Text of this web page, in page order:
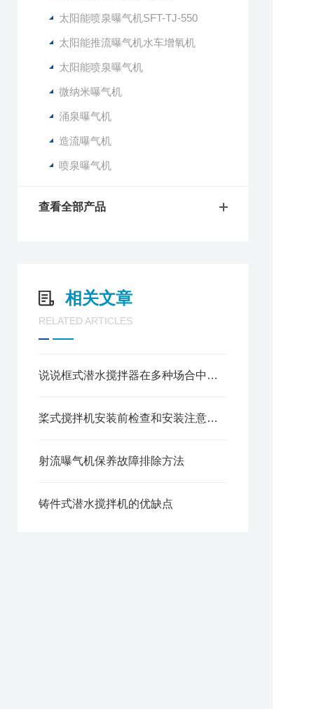
太阳能喷泉曝气机SFT-TJ-550
太阳能推流曝气机水车增氧机
太阳能喷泉曝气机
微纳米曝气机
涌泉曝气机
造流曝气机
喷泉曝气机
查看全部产品
相关文章
RELATED ARTICLES
说说框式潜水搅拌器在多种场合中的应用
桨式搅拌机安装前检查和安装注意事项
射流曝气机保养故障排除方法
铸件式潜水搅拌机的优缺点